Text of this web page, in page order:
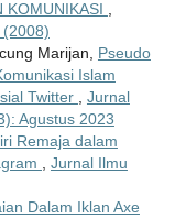
KOMUNIKASI
Marijan, Pseudo
Islam
Twitter
Jurnal
Agustus 2023
Remaja dalam
Jurnal Ilmu
Dalam Iklan Axe